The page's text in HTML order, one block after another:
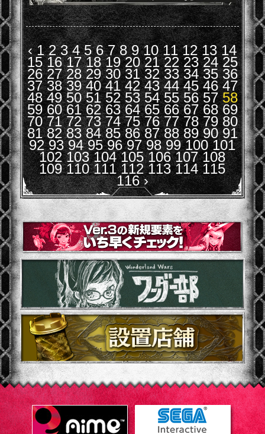
‹ 1 2 3 4 5 6 7 8 9 10 11 12 13 14
15 16 17 18 19 20 21 22 23 24 25
26 27 28 29 30 31 32 33 34 35 36
37 38 39 40 41 42 43 44 45 46 47
48 49 50 51 52 53 54 55 56 57 58
59 60 61 62 63 64 65 66 67 68 69
70 71 72 73 74 75 76 77 78 79 80
81 82 83 84 85 86 87 88 89 90 91
92 93 94 95 96 97 98 99 100 101
102 103 104 105 106 107 108
109 110 111 112 113 114 115
116 ›